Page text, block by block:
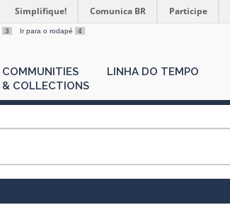
Simplifique! Comunica BR Participe
3 Ir para o rodapé 4
COMMUNITIES
& COLLECTIONS
LINHA DO TEMPO